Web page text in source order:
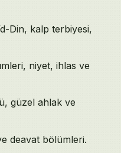
Din, kalp terbiyesi,
niyet, ihlas ve
güzel ahlak ve
deavat bölümleri.